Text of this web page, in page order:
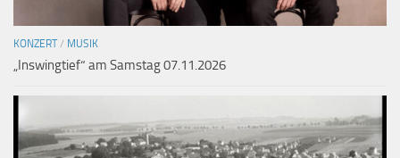
KONZERT/ MUSIK
„Inswingtief“ am Samstag 07.11.2026